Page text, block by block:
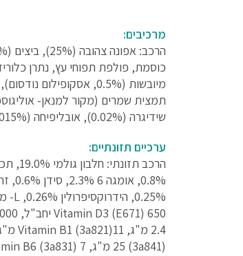
מרכיבים:
שידיגרה (0.02%), אובליפיחה (0.015%).
ערכיים תזונתיים: